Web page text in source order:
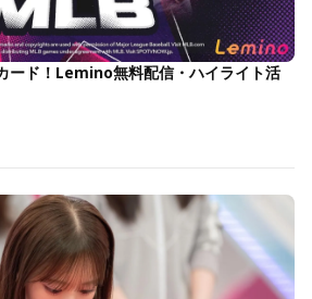
ード！Lemino無料配信・ハイライト活